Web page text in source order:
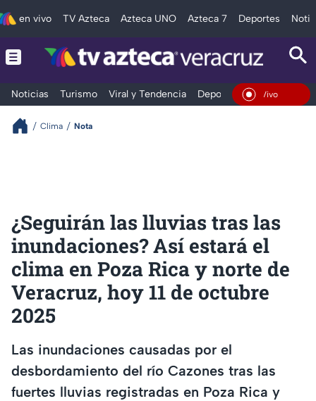
en vivo TV Azteca Azteca UNO Azteca 7 Deportes
Noticias Turismo Viral y Tendencia Deportes Espectáculos
En Vivo
Clima Nota
¿Seguirán las lluvias tras las
inundaciones? Así estará el
clima en Poza Rica y norte de
Veracruz, hoy 11 de octubre
2025
Las inundaciones causadas por el
desbordamiento del río Cazones tras las
fuertes lluvias registradas en Poza Rica y